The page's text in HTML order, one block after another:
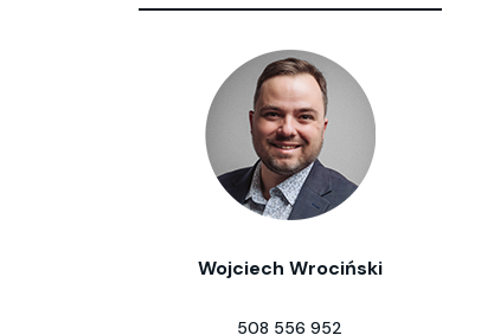
Wojciech Wrociński
508 556 952